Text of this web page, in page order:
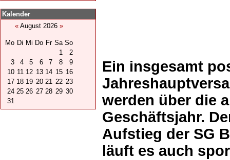
Kalender
« August 2026 »
Mo Di Mi Do Fr Sa So
1
2
3
4 5 6 7 8
9
10 11 12 13 14 15 16
17 18 19 20 21 22 23
24 25 26 27 28 29 30
31
Ein insgesamt
werden über die
Geschäftsjahr.
Aufstieg der SG
läuft es auch